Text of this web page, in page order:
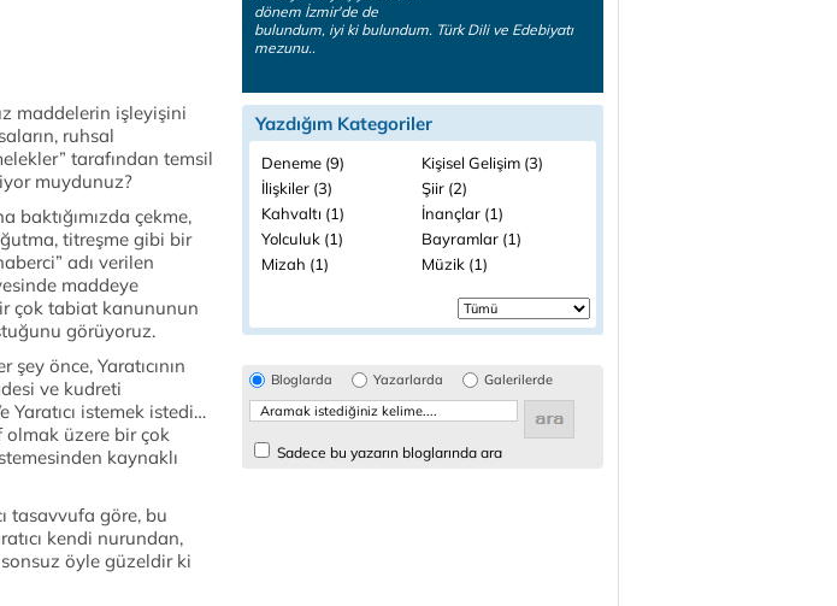
maddelerin işleyişini
ruhsal
tarafından temsil
muydunuz?
baktığımızda çekme,
titreşme gibi bir
adı verilen
maddeye
çok tabiat kanununun
görüyoruz.
şey önce, Yaratıcının
ve kudreti
Yaratıcı istemek istedi…
olmak üzere bir çok
kaynaklı
tasavvufa göre, bu
kendi nurundan,
öyle güzeldir ki
dönem İzmir'de de
bulundum, iyi ki bulundum. Türk Dili ve Edebiyatı
mezunu..
Yazdığım Kategoriler
Deneme (9)
Kişisel Gelişim (3)
İlişkiler (3)
Şiir (2)
Kahvaltı (1)
İnançlar (1)
Yolculuk (1)
Bayramlar (1)
Mizah (1)
Müzik (1)
Bloglarda Yazarlarda Galerilerde
Sadece bu yazarın bloglarında ara